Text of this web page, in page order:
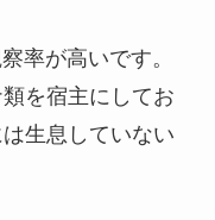
率が高いです。
を宿主にしてお
生息していない